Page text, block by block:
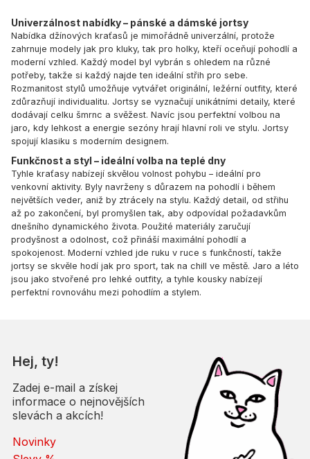
Univerzálnost nabídky – pánské a dámské jortsy
Nabídka džínových kraťasů je mimořádně univerzální, protože
zahrnuje modely jak pro kluky, tak pro holky, kteří oceňují pohodlí a
moderní vzhled. Každý model byl vybrán s ohledem na různé
potřeby, takže si každý najde ten ideální střih pro sebe.
Rozmanitost stylů umožňuje vytvářet originální, ležérní outfity, které
zdůrazňují individualitu. Jortsy se vyznačují unikátními detaily, které
dodávají celku šmrnc a svěžest. Navíc jsou perfektní volbou na
jaro, kdy lehkost a energie sezóny hrají hlavní roli ve stylu. Jortsy
spojují klasiku s moderním designem.
Funkčnost a styl – ideální volba na teplé dny
Tyhle kraťasy nabízejí skvělou volnost pohybu – ideální pro
venkovní aktivity. Byly navrženy s důrazem na pohodlí i během
největších veder, aniž by ztrácely na stylu. Každý detail, od střihu
až po zakončení, byl promyšlen tak, aby odpovídal požadavkům
dnešního dynamického života. Použité materiály zaručují
prodyšnost a odolnost, což přináší maximální pohodlí a
spokojenost. Moderní vzhled jde ruku v ruce s funkčností, takže
jortsy se skvěle hodí jak pro sport, tak na chill ve městě. Jaro a léto
jsou jako stvořené pro lehké outfity, a tyhle kousky nabízejí
perfektní rovnováhu mezi pohodlím a stylem.
Hej, ty!
Zadej e-mail a získej
informace o nejnovějších
slevách a akcích!
Novinky